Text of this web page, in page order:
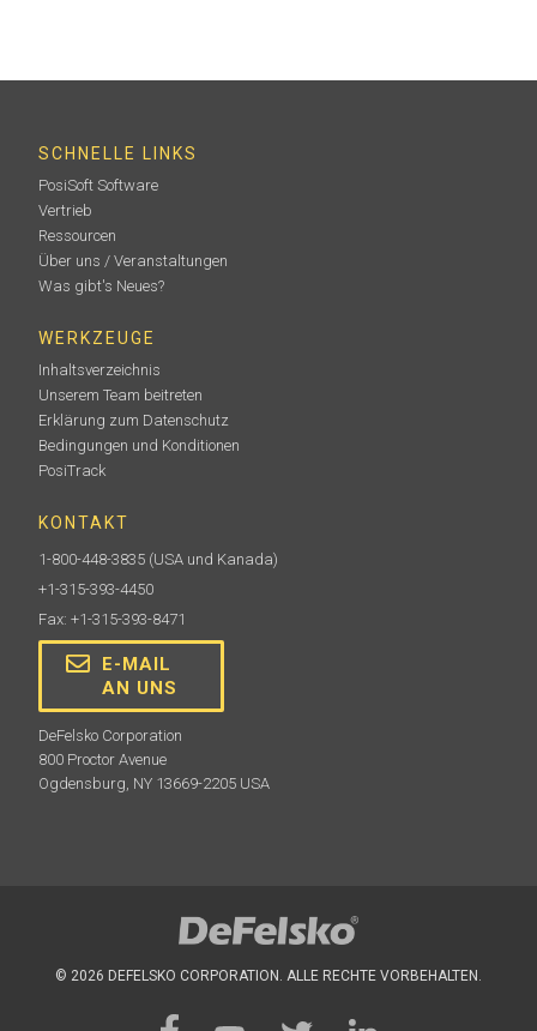
SCHNELLE LINKS
PosiSoft Software
Vertrieb
Ressourcen
Über uns / Veranstaltungen
Was gibt's Neues?
WERKZEUGE
Inhaltsverzeichnis
Unserem Team beitreten
Erklärung zum Datenschutz
Bedingungen und Konditionen
PosiTrack
KONTAKT
1-800-448-3835 (USA und Kanada)
+1-315-393-4450
Fax: +1-315-393-8471
E-MAIL
AN UNS
DeFelsko Corporation
800 Proctor Avenue
Ogdensburg, NY 13669-2205 USA
© 2026 DEFELSKO CORPORATION. ALLE RECHTE VORBEHALTEN.